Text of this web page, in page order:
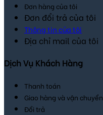
Đơn hàng của tôi
Đơn đổi trả của tôi
Thông tin của tôi
Địa chỉ mail của tôi
Dịch Vụ Khách Hàng
Thanh toán
Giao hàng và vận chuyển
Đổi trả